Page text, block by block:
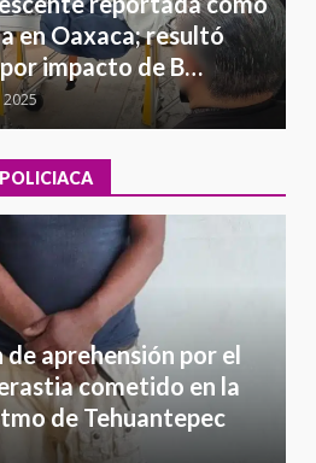
en Oaxaca; resultó
impacto de B…
POLICIACA
aprehensión por el
cometido en la
de Tehuantepec